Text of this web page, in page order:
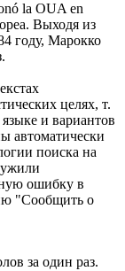
la OUA en
Выходя из
году, Марокко
целях, т.
и вариантов
автоматически
поиска на
ошибку в
"Сообщить о
за один раз.